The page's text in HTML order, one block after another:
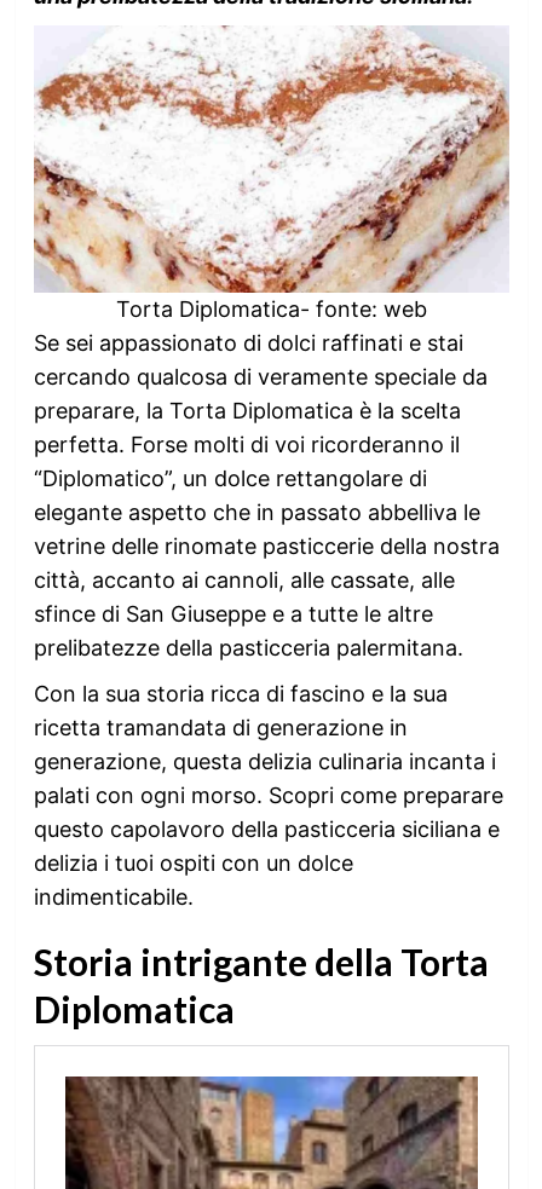
Torta Diplomatica- fonte: web
Se sei appassionato di dolci raffinati e stai
cercando qualcosa di veramente speciale da
preparare, la Torta Diplomatica è la scelta
perfetta. Forse molti di voi ricorderanno il
“Diplomatico”, un dolce rettangolare di
elegante aspetto che in passato abbelliva le
vetrine delle rinomate pasticcerie della nostra
città, accanto ai cannoli, alle cassate, alle
sfince di San Giuseppe e a tutte le altre
prelibatezze della pasticceria palermitana.
Con la sua storia ricca di fascino e la sua
ricetta tramandata di generazione in
generazione, questa delizia culinaria incanta i
palati con ogni morso. Scopri come preparare
questo capolavoro della pasticceria siciliana e
delizia i tuoi ospiti con un dolce
indimenticabile.
Storia intrigante della Torta
Diplomatica